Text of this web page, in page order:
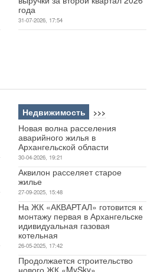
года
31-07-2026, 17:54
Недвижимость >>>
Новая волна расселения
аварийного жилья в
Архангельской области
30-04-2026, 19:21
Аквилон расселяет старое
жилье
27-09-2025, 15:48
На ЖК «АКВАРТАЛ» готовится к
монтажу первая в Архангельске
идивидуальная газовая
котельная
26-05-2025, 17:42
Продолжается строительство
нового ЖК «MySky»